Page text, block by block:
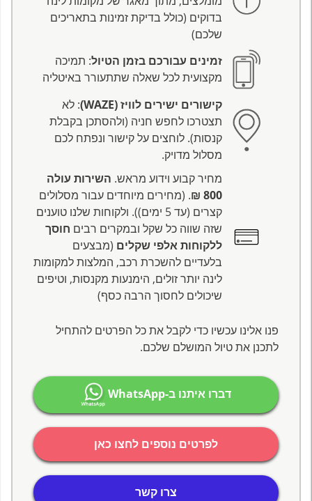
בדוקים (כולל בדיקת זמינות בתאריכים
שלכם)
זמינים עבורכם בזמן הטיול: תמיכה
מקצועית לכל שאלה שתתעורר באיטליה
קישורים ישירים לוויז (WAZE)
: לא
תצטרכו לחפש חניה (ולהסתכן בקבלת
קנסות). לוחצים על קישור ונפתח לכם
מסלול מדויק.
מחיר קבוע וידוע מראש. השירות עולה
800 ₪
. (מחירים מיוחדים עבור מסלולים
קצרים (עד 5 ימים)). ולקוחות שלנו טוענים
שזה שווה כל שקל ובמקרים רבים חוסך
ללקוחות אלפי שקלים (מבצעים
בלעדיים להשכרת רכב, המלצות למקומות
לינה יותר זולים, הימנעות מקנסות, וטיפים
שיכולים לחסוך הרבה כסף)
פנו אלינו עכשיו כדי לקבל את כל הפרטים להתחיל
לתכנן את טיול המושלם שלכם.
דברו איתנו ב-WhatsApp
לפרטים נוספים לחצו כאן
צרו קשר